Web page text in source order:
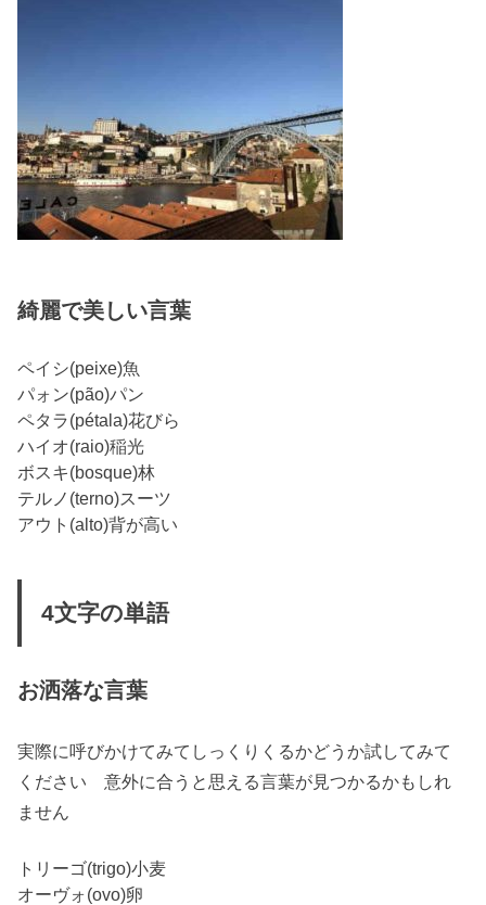
綺麗で美しい言葉
ペイシ(peixe)魚
パォン(pão)パン
ペタラ(pétala)花びら
ハイオ(raio)稲光
ボスキ(bosque)林
テルノ(terno)スーツ
アウト(alto)背が高い
4文字の単語
お洒落な言葉
実際に呼びかけてみてしっくりくるかどうか試してみて
ください 意外に合うと思える言葉が見つかるかもしれ
ません
トリーゴ(trigo)小麦
オーヴォ(ovo)卵